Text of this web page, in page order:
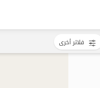
فلاتر أخرى